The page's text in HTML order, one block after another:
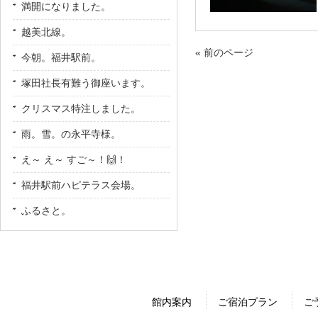
« 前のページ
満開になりました。
越美北線。
今朝。福井駅前。
塚田社長有難う御座います。
クリスマス特注しました。
雨。雪。の永平寺様。
え～ え～ すご～！🙌！
福井駅前ハピテラス会場。
ふるさと。
館内案内 ご宿泊プラン ご